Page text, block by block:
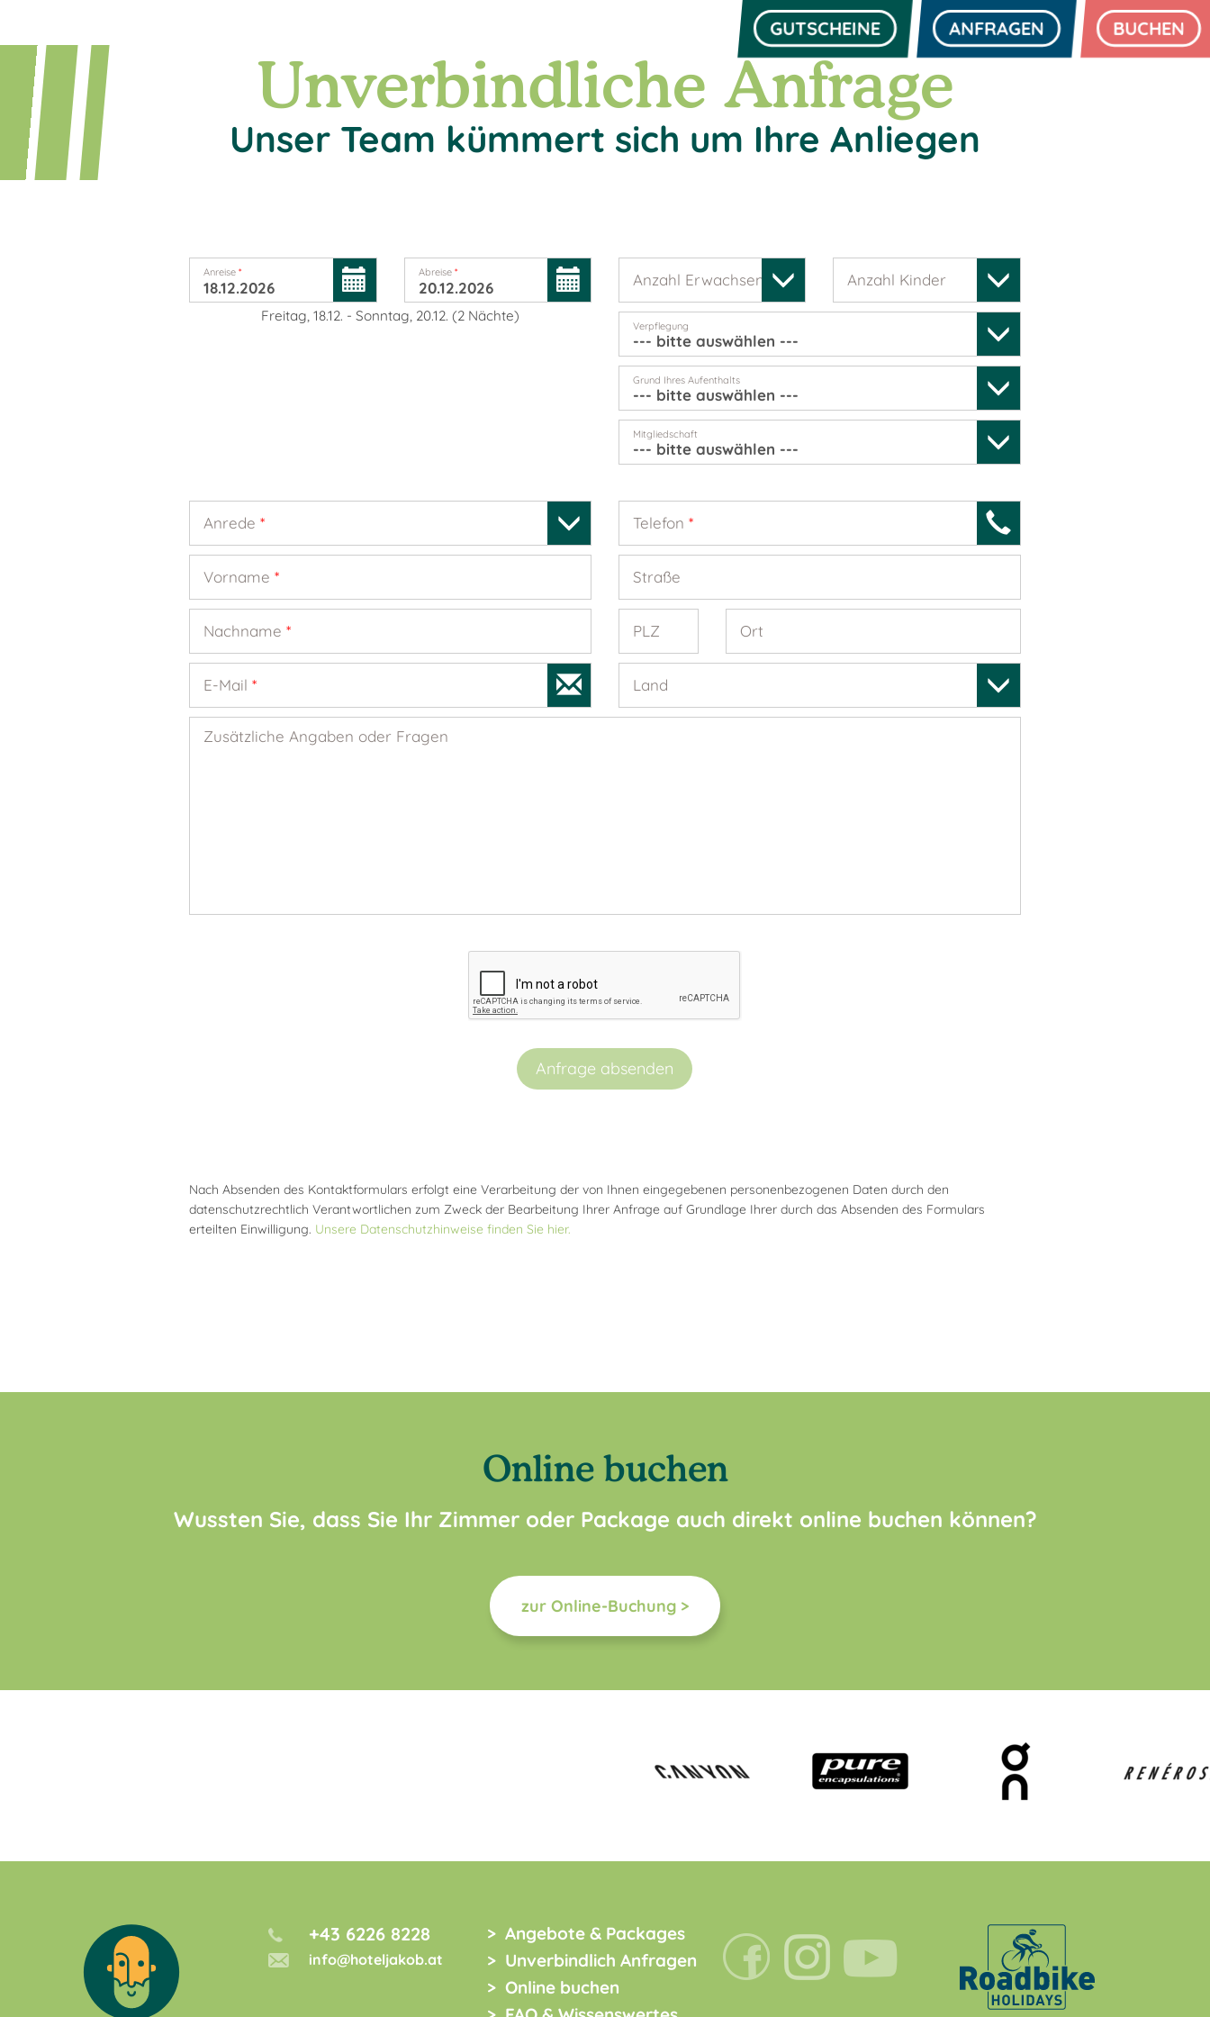
GUTSCHEINE ANFRAGEN BUCHEN
Unverbindliche Anfrage
Unser Team kümmert sich um Ihre Anliegen
Anreise* Abreise *
Freitag, 18.12. -Sonntag, 20.12. (2 Nächte)
Anzahl Erwachsene* Anzahl Kinder
Verpflegung
Grund Ihres Aufenthalts
Mitgliedschaft
Anrede*
Vorname*
Nachname*
E-Mail*
Telefon *
Straße
PLZ Ort
Land
Zusätzliche Angaben oder Fragen
Anfrage absenden
Nach Absenden des Kontaktformulars erfolgt eine Verarbeitung der von Ihnen eingegebenen personenbezogenen Daten durch den
datenschutzrechtlich Verantwortlichen zum Zweck der Bearbeitung Ihrer Anfrage auf Grundlage Ihrer durch das Absenden des Formulars
erteilten Einwilligung. Unsere Datenschutzhinweise finden Sie hier.
Online buchen
Wussten Sie, dass Sie Ihr Zimmer oder Package auch direkt online buchen können?
zur Online-Buchung >
+43 6226 8228
info@hoteljakob.at
Angebote & Packages
Unverbindlich Anfragen
Online buchen